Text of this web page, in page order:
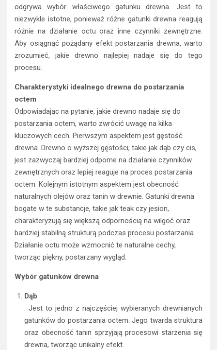
odgrywa wybór właściwego gatunku drewna. Jest to
niezwykle istotne, ponieważ różne gatunki drewna reagują
różnie na działanie octu oraz inne czynniki zewnętrzne.
Aby osiągnąć pożądany efekt postarzania drewna, warto
zrozumieć, jakie drewno najlepiej nadaje się do tego
procesu.
Charakterystyki idealnego drewna do postarzania
octem
Odpowiadając na pytanie, jakie drewno nadaje się do
postarzania octem, warto zwrócić uwagę na kilka
kluczowych cech. Pierwszym aspektem jest gęstość
drewna. Drewno o wyższej gęstości, takie jak dąb czy cis,
jest zazwyczaj bardziej odporne na działanie czynników
zewnętrznych oraz lepiej reaguje na proces postarzania
octem. Kolejnym istotnym aspektem jest obecność
naturalnych olejów oraz tanin w drewnie. Gatunki drewna
bogate w te substancje, takie jak teak czy jesion,
charakteryzują się większą odpornością na wilgoć oraz
bardziej stabilną strukturą podczas procesu postarzania.
Działanie octu może wzmocnić te naturalne cechy,
tworząc piękny, postarzany wygląd.
Wybór gatunków drewna
Dąb
: Jest to jedno z najczęściej wybieranych drewnianych
gatunków do postarzania octem. Jego twarda struktura
oraz obecność tanin sprzyjają procesowi starzenia się
drewna, tworząc unikalny efekt.